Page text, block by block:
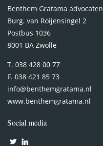
Benthem Gratama advocaten
Burg. van Roijensingel 2
Postbus 1036
8001 BA Zwolle
T. 038 428 00 77
F. 038 421 85 73
info@benthemgratama.nl
www.benthemgratama.nl
Social media